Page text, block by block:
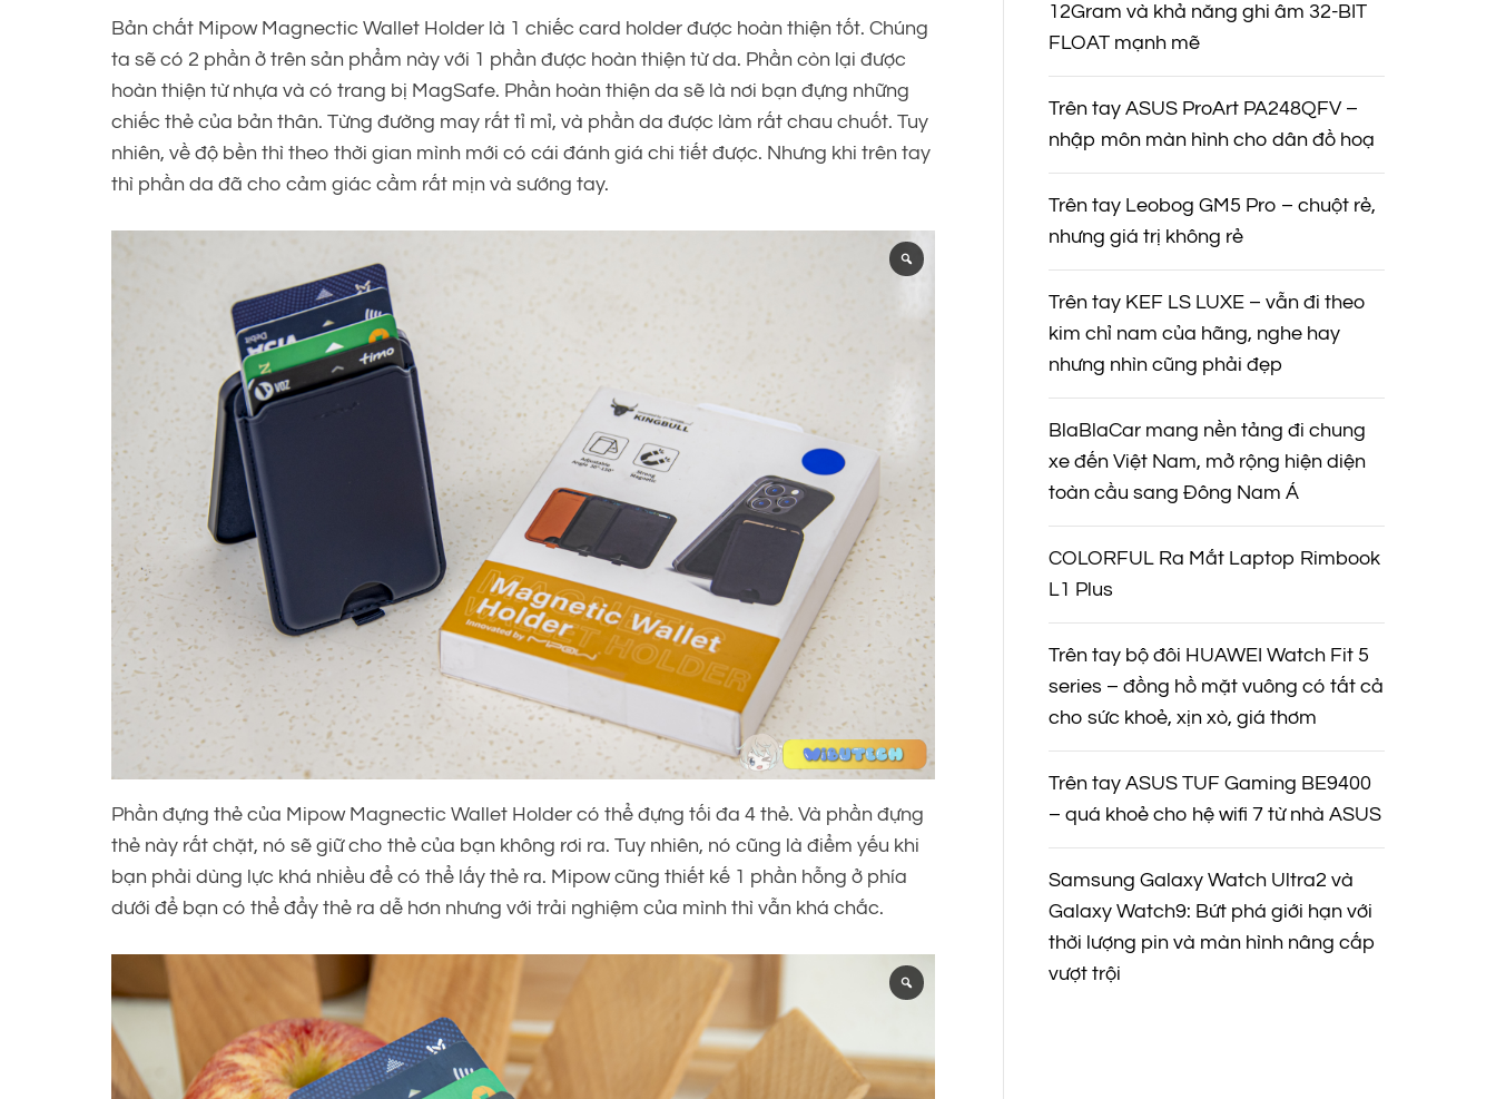
Bản chất Mipow Magnectic Wallet Holder là 1 chiếc card holder được hoàn thiện tốt. Chúng
ta sẽ có 2 phần ở trên sản phẩm này với 1 phần được hoàn thiện từ da. Phần còn lại được
hoàn thiện từ nhựa và có trang bị MagSafe. Phần hoàn thiện da sẽ là nơi bạn đựng những
chiếc thẻ của bản thân. Từng đường may rất tỉ mỉ, và phần da được làm rất chau chuốt. Tuy
nhiên, về độ bền thì theo thời gian mình mới có cái đánh giá chi tiết được. Nhưng khi trên tay
thì phần da đã cho cảm giác cầm rất mịn và sướng tay.
Phần đựng thẻ của Mipow Magnectic Wallet Holder có thể đựng tối đa 4 thẻ. Và phần đựng
thẻ này rất chặt, nó sẽ giữ cho thẻ của bạn không rơi ra. Tuy nhiên, nó cũng là điểm yếu khi
bạn phải dùng lực khá nhiều để có thể lấy thẻ ra. Mipow cũng thiết kế 1 phần hỗng ở phía
dưới để bạn có thể đẩy thẻ ra dễ hơn nhưng với trải nghiệm của mình thì vẫn khá chắc.
12Gram và khả năng ghi âm 32-BIT
FLOAT mạnh mẽ
Trên tay ASUS ProArt PA248QFV –
nhập môn màn hình cho dân đồ hoạ
Trên tay Leobog GM5 Pro – chuột rẻ,
nhưng giá trị không rẻ
Trên tay KEF LS LUXE – vẫn đi theo
kim chỉ nam của hãng, nghe hay
nhưng nhìn cũng phải đẹp
BlaBlaCar mang nền tảng đi chung
xe đến Việt Nam, mở rộng hiện diện
toàn cầu sang Đông Nam Á
COLORFUL Ra Mắt Laptop Rimbook
L1 Plus
Trên tay bộ đôi HUAWEI Watch Fit 5
series – đồng hồ mặt vuông có tất cả
cho sức khoẻ, xịn xò, giá thơm
Trên tay ASUS TUF Gaming BE9400
– quá khoẻ cho hệ wifi 7 từ nhà ASUS
Samsung Galaxy Watch Ultra2 và
Galaxy Watch9: Bứt phá giới hạn với
thời lượng pin và màn hình nâng cấp
vượt trội